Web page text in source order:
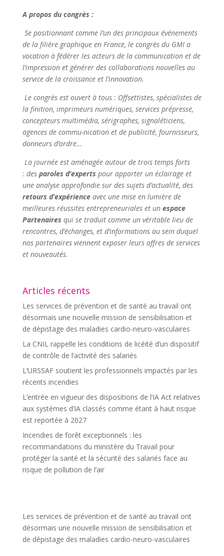
A propos du congrès :
Se positionnant comme l’un des principaux événements
de la filière graphique en France, le congrès du GMI a
vocation à fédérer les acteurs de la communication et de
l’impression et générer des collaborations nouvelles au
service de la croissance et l’innovation.
Le congrès est ouvert à tous : Offsettistes, spécialistes de
la finition, imprimeurs numériques, services prépresse,
concepteurs multimédia, sérigraphes, signaléticiens,
agences de commu-nication et de publicité, fournisseurs,
donneurs d’ordre…
La journée est aménagée autour de trois temps forts
: des paroles d’experts pour apporter un éclairage et
une analyse approfondie sur des sujets d’actualité, des
retours d’expérienceavec une mise en lumière de
meilleures réussites entrepreneuriales et un espace
Partenaires qui se traduit comme un véritable lieu de
rencontres, d’échanges, et d’informations au sein duquel
nos partenaires viennent exposer leurs offres de services
et nouveautés.
Articles récents
Les services de prévention et de santé au travail ont
désormais une nouvelle mission de sensibilisation et
de dépistage des maladies cardio-neuro-vasculaires
La CNIL rappelle les conditions de licéité d’un dispositif
de contrôle de l’activité des salariés
L’URSSAF soutient les professionnels impactés par les
récents incendies
L’entrée en vigueur des dispositions de l’IA Act relatives
aux systèmes d’IA classés comme étant à haut risque
est reportée à 2027
Incendies de forêt exceptionnels : les
recommandations du ministère du Travail pour
protéger la santé et la sécurité des salariés face au
risque de pollution de l’air
Les services de prévention et de santé au travail ont
désormais une nouvelle mission de sensibilisation et
de dépistage des maladies cardio-neuro-vasculaires